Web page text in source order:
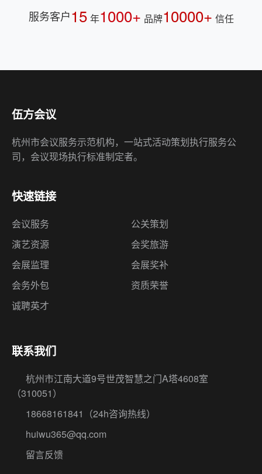
服务客户15 年1000+ 品牌10000+ 信任
伍方会议
杭州市会议服务示范机构，一站式活动策划执行服务公
司，会议现场执行标准制定者。
快速链接
会议服务
公关策划
演艺资源
会奖旅游
会展监理
会展奖补
会务外包
资质荣誉
诚聘英才
联系我们
杭州市江南大道9号世茂智慧之门A塔4608室
（310051）
18668161841
（24h咨询热线）
huiwu365@qq.com
留言反馈